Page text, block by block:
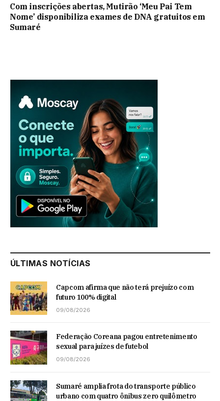
Com inscrições abertas, Mutirão ‘Meu Pai Tem
Nome’ disponibiliza exames de DNA gratuitos em
Sumaré
ÚLTIMAS NOTÍCIAS
Capcom afirma que não terá prejuízo com
futuro 100% digital
09/08/2026
Federação Coreana pagou entretenimento
sexual para juízes de futebol
09/08/2026
Sumaré amplia frota do transporte público
urbano com quatro ônibus zero quilômetro